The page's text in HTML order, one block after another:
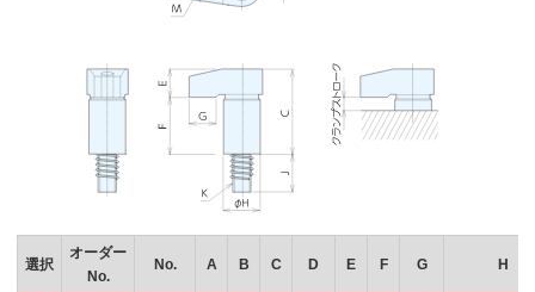
選択
オーダー
No.
No. A B C D E F G H